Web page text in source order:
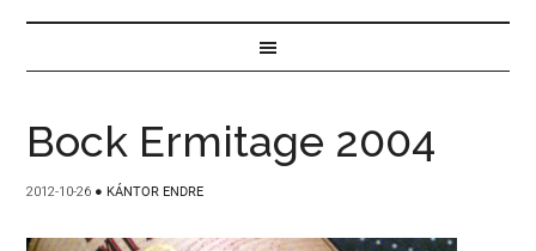
Bock Ermitage 2004
2012-10-26 ● KÁNTOR ENDRE